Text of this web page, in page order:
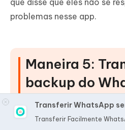
problemas nesse app.
Maneira 5:
backup do
Android para
usando
Transferir WhatsApp
Transferir Facilmente